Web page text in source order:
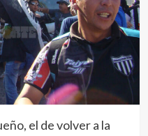
el de volver a la